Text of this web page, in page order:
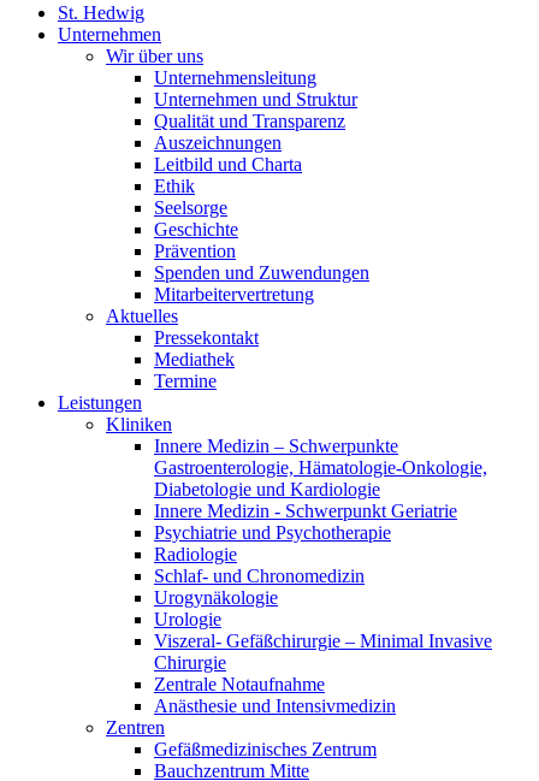
St. Hedwig
Unternehmen
Wir über uns
Unternehmensleitung
Unternehmen und Struktur
Qualität und Transparenz
Auszeichnungen
Leitbild und Charta
Ethik
Seelsorge
Geschichte
Prävention
Spenden und Zuwendungen
Mitarbeitervertretung
Aktuelles
Pressekontakt
Mediathek
Termine
Leistungen
Kliniken
Innere Medizin – Schwerpunkte
Gastroenterologie, Hämatologie-Onkologie,
Diabetologie und Kardiologie
Innere Medizin - Schwerpunkt Geriatrie
Psychiatrie und Psychotherapie
Radiologie
Schlaf- und Chronomedizin
Urogynäkologie
Urologie
Viszeral- Gefäßchirurgie – Minimal Invasive
Chirurgie
Zentrale Notaufnahme
Anästhesie und Intensivmedizin
Zentren
Gefäßmedizinisches Zentrum
Bauchzentrum Mitte